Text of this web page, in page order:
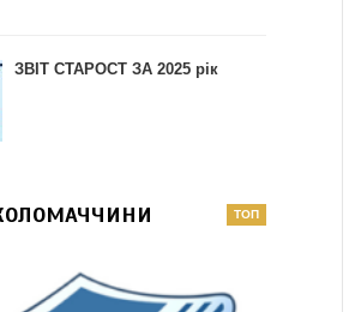
ЗВІТ СТАРОСТ ЗА 2025 рік